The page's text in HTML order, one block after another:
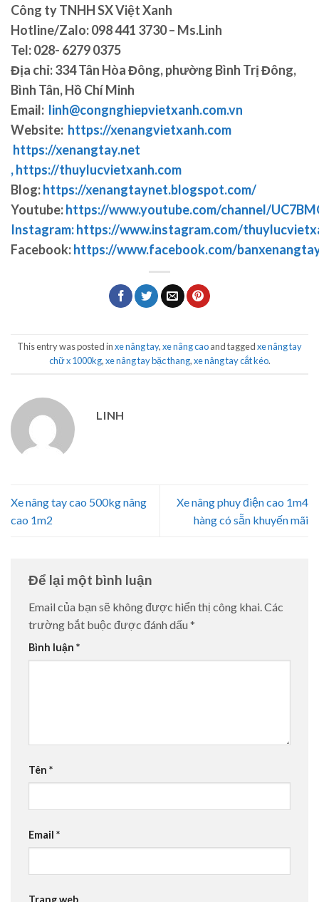
Công ty TNHH SX Việt Xanh
Hotline/Zalo: 098 441 3730 – Ms.Linh
Tel:028- 6279 0375
Địa chỉ:334 Tân Hòa Đông, phường Bình Trị Đông,
Bình Tân, Hồ Chí Minh
Email: linh@congnghiepvietxanh.com.vn
Website: https://xenangvietxanh.com
https://xenangtay.net
,https://thuylucvietxanh.com
Blog:https://xenangtaynet.blogspot.com/
Youtube:https://www.youtube.com/channel/
Instagram:https://www.instagram.com/
Facebook:https://www.facebook.com/
This entry was posted inxe nâng tay,xe nâng caoand taggedxe nâng tay
chữ x 1000kg,xe nâng tay bặc thang,xe nâng tay cắt kéo.
LINH
Xe nâng tay cao 500kg nâng
cao 1m2
Xe nâng phuy điện cao 1m4
hàng có sẵn khuyến mãi
Để lại một bình luận
Email của bạn sẽ không được hiển thị công khai. Các
trường bắt buộc được đánh dấu *
Bình luận *
Tên *
Email *